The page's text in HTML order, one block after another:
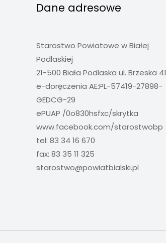
Dane adresowe
Starostwo Powiatowe w Białej
Podlaskiej
21-500 Biała Podlaska ul. Brzeska 41
e-doręczenia AE:PL-57419-27898-
GEDCG-29
ePUAP /0o830hsfxc/skrytka
www.facebook.com/starostwobp
tel: 83 34 16 670
fax: 83 35 11 325
starostwo@powiatbialski.pl